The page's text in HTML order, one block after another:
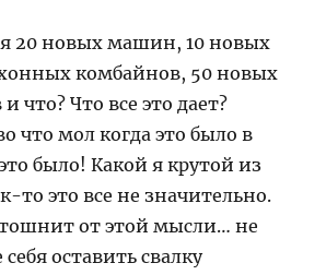
20 новых машин, 10 новых
комбайнов, 50 новых
что? Что все это дает?
что мол когда это было в
было! Какой я крутой из
то это все не значительно.
от этой мысли… не
себя оставить свалку